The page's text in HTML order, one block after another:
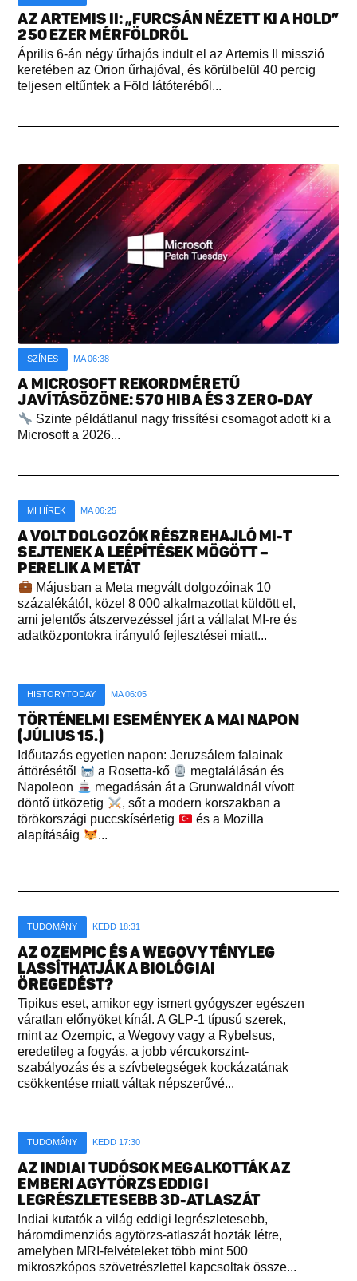
AZ ARTEMIS II: „FURCSÁN NÉZETT KI A HOLD”
250 EZER MÉRFÖLDRŐL
Április 6-án négy űrhajós indult el az Artemis II misszió
keretében az Orion űrhajóval, és körülbelül 40 percig
teljesen eltűntek a Föld látóteréből...
SZÍNES MA 06:38
A MICROSOFT REKORDMÉRETŰ
JAVÍTÁSÖZÖNE: 570 HIBA ÉS 3 ZERO-DAY
Szinte példátlanul nagy frissítési csomagot adott ki a
Microsoft a 2026...
MI HÍREK MA 06:25
A VOLT DOLGOZÓK RÉSZREHAJLÓ MI-T
SEJTENEK A LEÉPÍTÉSEK MÖGÖTT –
PERELIK A METÁT
Májusban a Meta megvált dolgozóinak 10
százalékától, közel 8 000 alkalmazottat küldött el,
ami jelentős átszervezéssel járt a vállalat MI-re és
adatközpontokra irányuló fejlesztései miatt...
HISTORYTODAY MA 06:05
TÖRTÉNELMI ESEMÉNYEK A MAI NAPON
(JÚLIUS 15.)
Időutazás egyetlen napon: Jeruzsálem falainak
áttörésétől
a Rosetta-kő
megtalálásán és
Napoleon
megadásán át a Grunwaldnál vívott
döntő ütközetig
, sőt a modern korszakban a
törökországi puccskísérletig
és a Mozilla
alapításáig
...
TUDOMÁNY KEDD 18:31
AZ OZEMPIC ÉS A WEGOVY TÉNYLEG
LASSÍTHATJÁK A BIOLÓGIAI
ÖREGEDÉST?
Tipikus eset, amikor egy ismert gyógyszer egészen
váratlan előnyöket kínál. A GLP-1 típusú szerek,
mint az Ozempic, a Wegovy vagy a Rybelsus,
eredetileg a fogyás, a jobb vércukorszint-
szabályozás és a szívbetegségek kockázatának
csökkentése miatt váltak népszerűvé...
TUDOMÁNY KEDD 17:30
AZ INDIAI TUDÓSOK MEGALKOTTÁK AZ
EMBERI AGYTÖRZS EDDIGI
LEGRÉSZLETESEBB 3D-ATLASZÁT
Indiai kutatók a világ eddigi legrészletesebb,
háromdimenziós agytörzs-atlaszát hozták létre,
amelyben MRI-felvételeket több mint 500
mikroszkópos szövetrészlettel kapcsoltak össze...